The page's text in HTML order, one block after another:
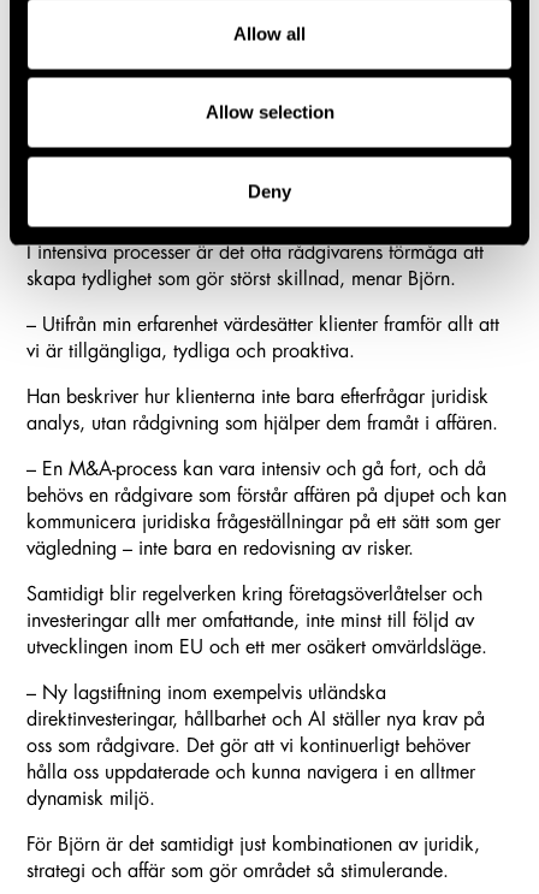
Allow all
Allow selection
Deny
– Internt har vi ett öppet klimat där vi diskuterar frågor med
varandra och drar nytta av varandras erfarenheter. Det gör
I intensiva processer är det ofta rådgivarens förmåga att
skapa tydlighet som gör störst skillnad, menar Björn.
– Utifrån min erfarenhet värdesätter klienter framför allt att
vi är tillgängliga, tydliga och proaktiva.
Han beskriver hur klienterna inte bara efterfrågar juridisk
analys, utan rådgivning som hjälper dem framåt i affären.
– En M&A-process kan vara intensiv och gå fort, och då
behövs en rådgivare som förstår affären på djupet och kan
kommunicera juridiska frågeställningar på ett sätt som ger
vägledning – inte bara en redovisning av risker.
Samtidigt blir regelverken kring företagsöverlåtelser och
investeringar allt mer omfattande, inte minst till följd av
utvecklingen inom EU och ett mer osäkert omvärldsläge.
– Ny lagstiftning inom exempelvis utländska
direktinvesteringar, hållbarhet och AI ställer nya krav på
oss som rådgivare. Det gör att vi kontinuerligt behöver
hålla oss uppdaterade och kunna navigera i en alltmer
dynamisk miljö.
För Björn är det samtidigt just kombinationen av juridik,
strategi och affär som gör området så stimulerande.